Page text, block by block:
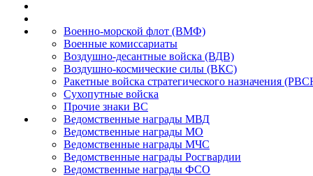
Военно-морской флот (ВМФ)
Военные комиссариаты
Воздушно-десантные войска (ВДВ)
Воздушно-космические силы (ВКС)
Ракетные войска стратегического назначения
Сухопутные войска
Прочие знаки ВС
Ведомственные награды МВД
Ведомственные награды МО
Ведомственные награды МЧС
Ведомственные награды Росгвардии
Ведомственные награды ФСО